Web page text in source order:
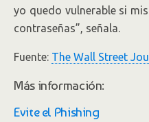
yo quedo vulnerable si
contraseñas”, señala.
Fuente: The Wall Street
Más información:
Evite el Phishing